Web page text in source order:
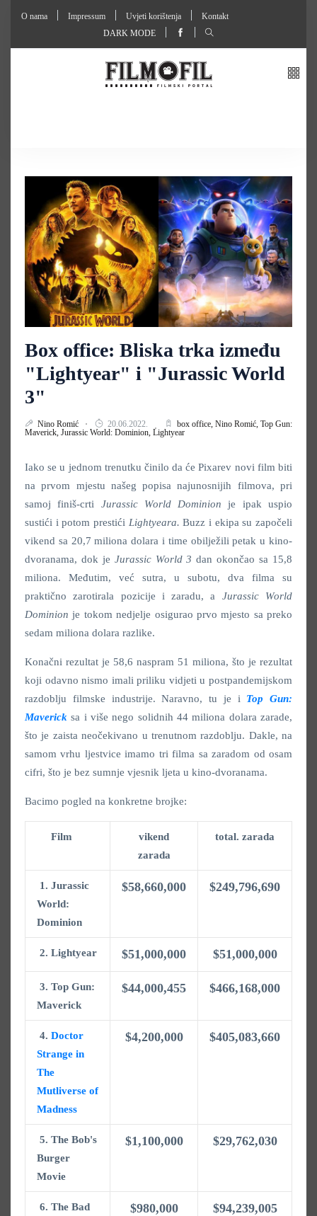
O nama Impressum Uvjeti korištenja
Kontakt
DARK MODE
Box office: Bliska trka između
"Lightyear" i "Jurassic World
3"
Nino Romić 20.06.2022. box office, Nino Romić, Top Gun:
Maverick, Jurassic World: Dominion, Lightyear
Iako se u jednom trenutku činilo da će Pixarev novi film biti
na prvom mjestu našeg popisa najunosnijih filmova, pri
samoj finiš-crti Jurassic World Dominion je ipak uspio
sustići i potom prestići Lightyeara.Buzz i ekipa su započeli
vikend sa 20,7 miliona dolara i time obilježili petak u kino-
dvoranama, dok je Jurassic World 3 dan okončao sa 15,8
miliona. Međutim, već sutra, u subotu, dva filma su
praktično zarotirala pozicije i zaradu, a Jurassic World
Dominion je tokom nedjelje osigurao prvo mjesto sa preko
sedam miliona dolara razlike.
Konačni rezultat je 58,6 naspram 51 miliona, što je rezultat
koji odavno nismo imali priliku vidjeti u postpandemijskom
razdoblju filmske industrije. Naravno, tu je i Top Gun:
Maverick sa i više nego solidnih 44 miliona dolara zarade,
što je zaista neočekivano u trenutnom razdoblju. Dakle, na
samom vrhu ljestvice imamo tri filma sa zaradom od osam
cifri, što je bez sumnje vjesnik ljeta u kino-dvoranama.
Bacimo pogled na konkretne brojke:
Film
vikend
zarada
total. zarada
1. Jurassic
World:
Dominion
$58,660,000 $249,796,690
2. Lightyear $51,000,000 $51,000,000
3. Top Gun:
Maverick
$44,000,455 $466,168,000
4. Doctor
Strange in
The
Mutliverse of
Madness
$4,200,000 $405,083,660
5. The Bob's
Burger
Movie
$1,100,000 $29,762,030
6. The Bad
$980,000 $94,239,005